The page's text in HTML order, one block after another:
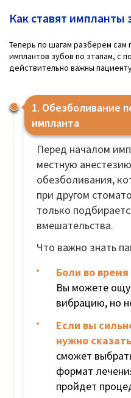
Как ставят импланты
Теперь по шагам разберем сам
имплантов зубов по этапам, с
действительно важны
1. Обезболивание
импланта
Перед началом
местную
обезболивания,
при другом
только
вмешательства.
Что важно знать
Боли во
Вы можете
вибрацию, но
Если вы
нужно
сможет
формат
пройдет